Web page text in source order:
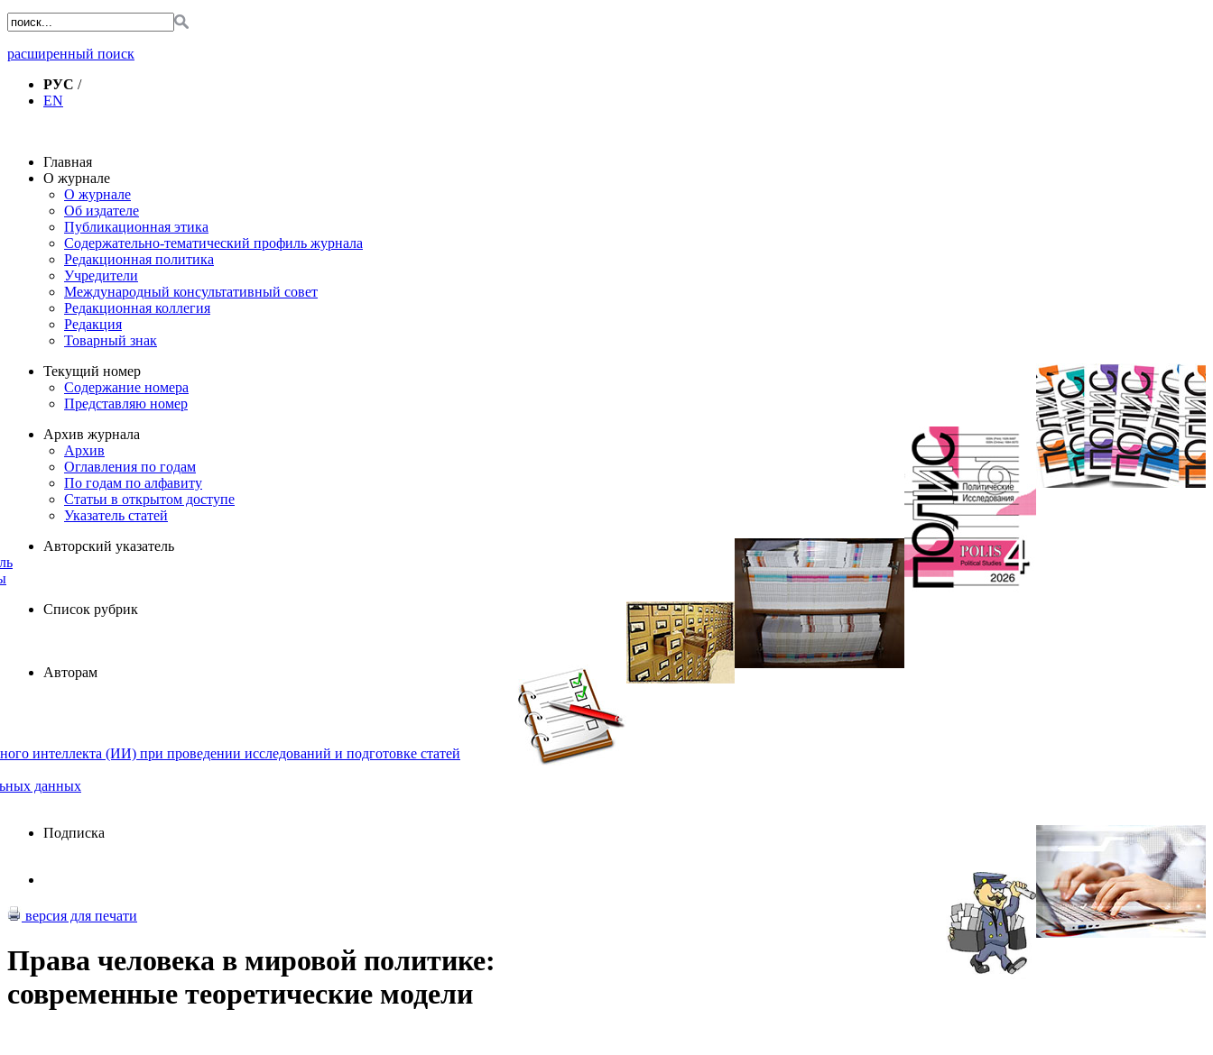
расширенный поиск
РУС /
EN
Главная
О журнале
О журнале
Об издателе
Публикационная этика
Содержательно-тематический профиль журнала
Редакционная политика
Учредители
Международный консультативный совет
Редакционная коллегия
Редакция
Товарный знак
Текущий номер
Содержание номера
Представляю номер
Архив журнала
Архив
Оглавления по годам
По годам по алфавиту
Статьи в открытом доступе
Указатель статей
Авторский указатель
Список рубрик
Авторам
интеллекта (ИИ) при проведении исследований и подготовке статей
данных
Подписка
версия для печати
Права человека в мировой политике:
современные теоретические модели